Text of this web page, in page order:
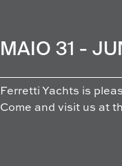
MAIO 31 -
Ferretti Yachts is
Come and visit us at